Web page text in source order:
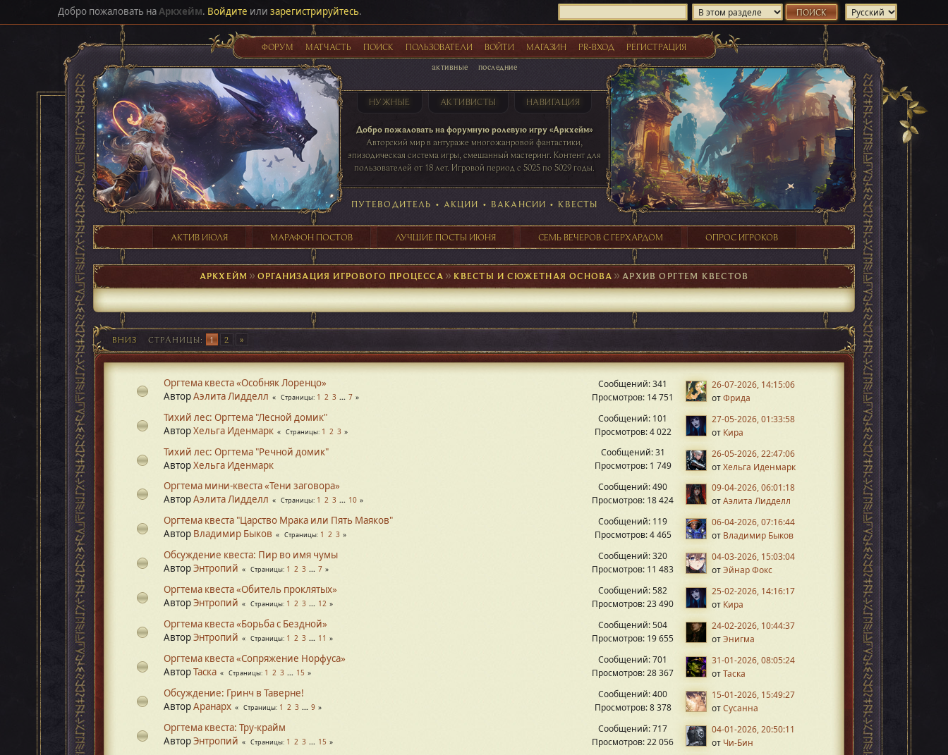
Добро пожаловать наАркхейм. Войдите или зарегистрируйтесь.
ФОРУМ МАТЧАСТЬ ПОИСК ПОЛЬЗОВАТЕЛИ ВОЙТИ МАГАЗИН PR-ВХОД РЕГИСТРАЦИЯ
активные последние
НУЖНЫЕ АКТИВИСТЫ НАВИГАЦИЯ
Добро пожаловать на форумную ролевую игру «Аркхейм»
Авторский мир в антураже многожанровой фантастики,
эпизодическая система игры, смешанный мастеринг. Контент для
пользователей от 18 лет. Игровой период с 5025 по 5029 годы.
таблице игровой активности
41 ПОСТОВ 31 ПОСТОВ 29 ПОСТОВ 24 ПОСТОВ
ПУТЕВОДИТЕЛЬ • АКЦИИ • ВАКАНСИИ • КВЕСТЫ
АКТИВ ИЮЛЯ МАРАФОН ПОСТОВ ЛУЧШИЕ ПОСТЫ ИЮНЯ СЕМЬ ВЕЧЕРОВ С ГЕРХАРДОМ ОПРОС ИГРОКОВ
АРКХЕЙМ ►ОРГАНИЗАЦИЯ ИГРОВОГО ПРОЦЕССА ►КВЕСТЫ И СЮЖЕТНАЯ ОСНОВА ►АРХИВ ОРГТЕМ КВЕСТОВ
ВНИЗ СТРАНИЦЫ 1 2
Оргтема квеста «Особняк Лоренцо»
АвторАэлита Лидделл Страницы 1 2 3 ... 7
Сообщений: 341
Просмотров: 14 751
26-07-2026, 14:15:06
отФрида
Тихий лес: Оргтема "Лесной домик"
АвторХельга Иденмарк Страницы 1 2 3
Сообщений: 101
Просмотров: 4 022
27-05-2026, 01:33:58
от Кира
Тихий лес: Оргтема "Речной домик"
АвторХельга Иденмарк
Сообщений: 31
Просмотров: 1 749
26-05-2026, 22:47:06
отХельга Иденмарк
Оргтема мини-квеста «Тени заговора»
АвторАэлита Лидделл Страницы 1 2 3 ... 10
Сообщений: 490
Просмотров: 18 424
09-04-2026, 06:01:18
отАэлита Лидделл
Оргтема квеста "Царство Мрака или Пять Маяков"
Автор Владимир Быков Страницы 1 2 3
Сообщений: 119
Просмотров: 4 465
06-04-2026, 07:16:44
от Владимир Быков
Обсуждение квеста: Пир во имя чумы
АвторЭнтропий Страницы 1 2 3 ... 7
Сообщений: 320
Просмотров: 11 483
04-03-2026, 15:03:04
отЭйнар Фокс
Оргтема квеста «Обитель проклятых»
АвторЭнтропий Страницы 1 2 3 ... 12
Сообщений: 582
Просмотров: 23 490
25-02-2026, 14:16:17
от Кира
Оргтема квеста «Борьба с Бездной»
АвторЭнтропий Страницы 1 2 3 ... 11
Сообщений: 504
Просмотров: 19 655
24-02-2026, 10:44:37
отЭнигма
Оргтема квеста «Сопряжение Норфуса»
АвторТаска Страницы 1 2 3 ... 15
Сообщений: 701
Просмотров: 28 367
31-01-2026, 08:05:24
отТаска
Обсуждение: Гринч в Таверне!
АвторАранарх Страницы 1 2 3 ... 9
Сообщений: 400
Просмотров: 8 378
15-01-2026, 15:49:27
отСусанна
Оргтема квеста: Тру-крайм
АвторЭнтропий Страницы 1 2 3 ... 15
Сообщений: 717
Просмотров: 22 056
04-01-2026, 20:50:11
от Чи-Бин